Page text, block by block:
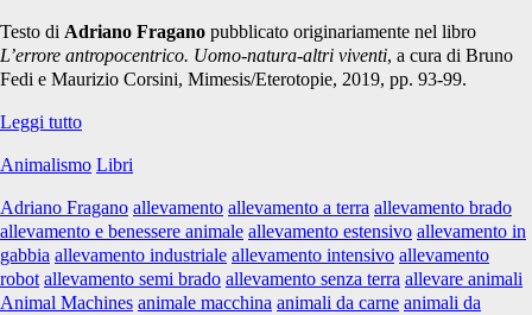
Testo di Adriano Fragano pubblicato originariamente nel libro
L’errore antropocentrico. Uomo-natura-altri viventi, a cura di Bruno
Fedi e Maurizio Corsini, Mimesis/Eterotopie, 2019, pp. 93-99.
Leggi tuttoL’allevamento:
su
strage
invisibile
Animalismo Libri
Adriano Fragano allevamento allevamento a terra allevamento brado
allevamento e benessere animale allevamento estensivo allevamento in
gabbia allevamento industriale allevamento intensivo allevamento
robot allevamento semi brado allevamento senza terra allevare animali
Animal Machines animale macchina animali da carne animali da